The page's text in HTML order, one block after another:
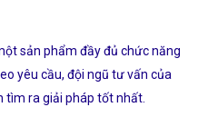
sản phẩm đầy đủ chức năng
yêu cầu, đội ngũ tư vấn của
tìm ra giải pháp tốt nhất.